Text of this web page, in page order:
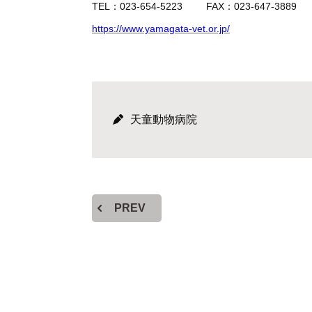
TEL：023-654-5223 FAX：023-647-3889
https://www.yamagata-vet.or.jp/
天童動物病院
PREV